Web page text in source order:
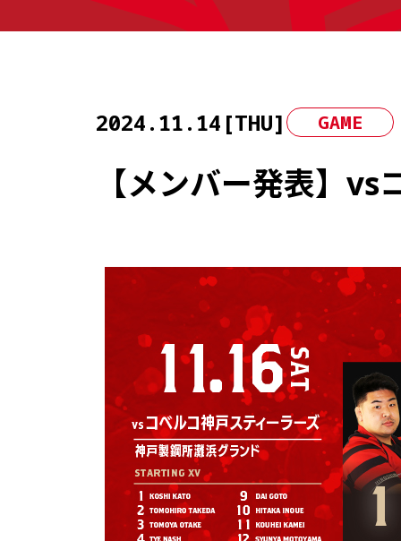
2024.11.14[THU] GAME
【メンバー発表】